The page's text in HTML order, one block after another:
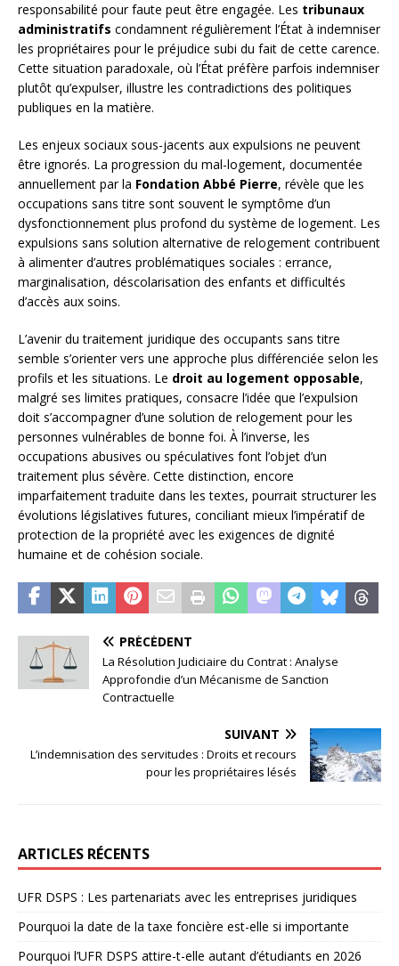
responsabilité pour faute peut être engagée. Les tribunaux
administratifs condamnent régulièrement l’État à indemniser
les propriétaires pour le préjudice subi du fait de cette carence.
Cette situation paradoxale, où l’État préfère parfois indemniser
plutôt qu’expulser, illustre les contradictions des politiques
publiques en la matière.
Les enjeux sociaux sous-jacents aux expulsions ne peuvent
être ignorés. La progression du mal-logement, documentée
annuellement par la Fondation Abbé Pierre, révèle que les
occupations sans titre sont souvent le symptôme d’un
dysfonctionnement plus profond du système de logement. Les
expulsions sans solution alternative de relogement contribuent
à alimenter d’autres problématiques sociales : errance,
marginalisation, déscolarisation des enfants et difficultés
d’accès aux soins.
L’avenir du traitement juridique des occupants sans titre
semble s’orienter vers une approche plus différenciée selon les
profils et les situations. Le droit au logement opposable,
malgré ses limites pratiques, consacre l’idée que l’expulsion
doit s’accompagner d’une solution de relogement pour les
personnes vulnérables de bonne foi. À l’inverse, les
occupations abusives ou spéculatives font l’objet d’un
traitement plus sévère. Cette distinction, encore
imparfaitement traduite dans les textes, pourrait structurer les
évolutions législatives futures, conciliant mieux l’impératif de
protection de la propriété avec les exigences de dignité
humaine et de cohésion sociale.
PRÉCÉDENT
La Résolution Judiciaire du Contrat : Analyse
Approfondie d’un Mécanisme de Sanction
Contractuelle
SUIVANT
L’indemnisation des servitudes : Droits et recours
pour les propriétaires lésés
ARTICLES RÉCENTS
UFR DSPS : Les partenariats avec les entreprises juridiques
Pourquoi la date de la taxe foncière est-elle si importante
Pourquoi l’UFR DSPS attire-t-elle autant d’étudiants en 2026